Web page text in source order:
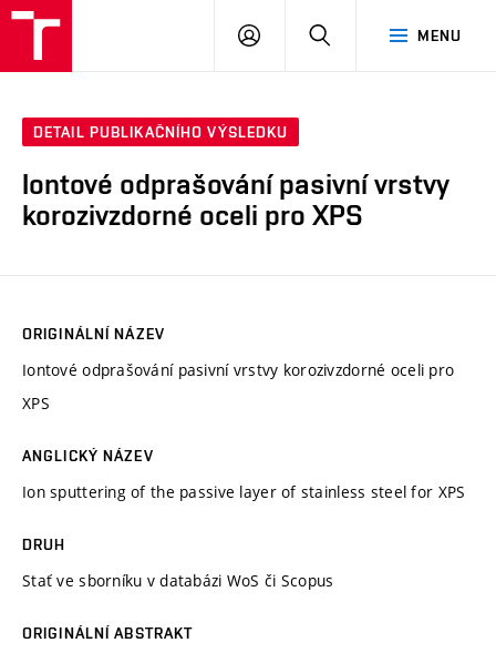
MENU
PŘIHLÁSIT
DETAIL PUBLIKAČNÍHO VÝSLEDKU
Iontové odprašování pasivní vrstvy
korozivzdorné oceli pro XPS
ORIGINÁLNÍ NÁZEV
Iontové odprašování pasivní vrstvy korozivzdorné oceli pro
XPS
ANGLICKÝ NÁZEV
Ion sputtering of the passive layer of stainless steel for XPS
DRUH
Stať ve sborníku v databázi WoS či Scopus
ORIGINÁLNÍ ABSTRAKT